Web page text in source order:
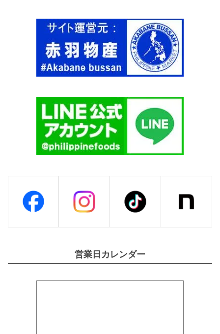
0
m
l
【
S
I
L
V
S
W
A
N
】
個
G
】
個
営業日カレンダー